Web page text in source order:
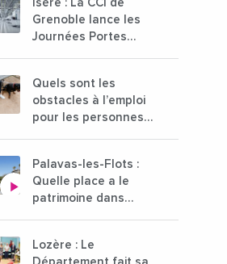
pour l'enseignement
supérieur
Isère : La CCI de
Grenoble lance les
Journées Portes
21 octobre 2024
Quels sont les
obstacles à l’emploi
pour les personnes
Palavas-les-Flots :
Quelle place a le
patrimoine dans
Lozère : Le